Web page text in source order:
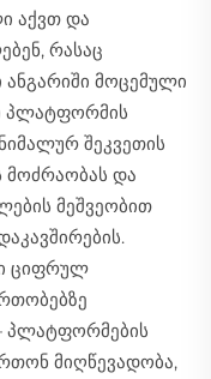
აქვთ და
რასაც
მოცემული
პლატფორმის
შეკვეთის
მოძრაობას და
მეშვეობით
ციფრულ
პლატფორმების
მიღწევადობა,